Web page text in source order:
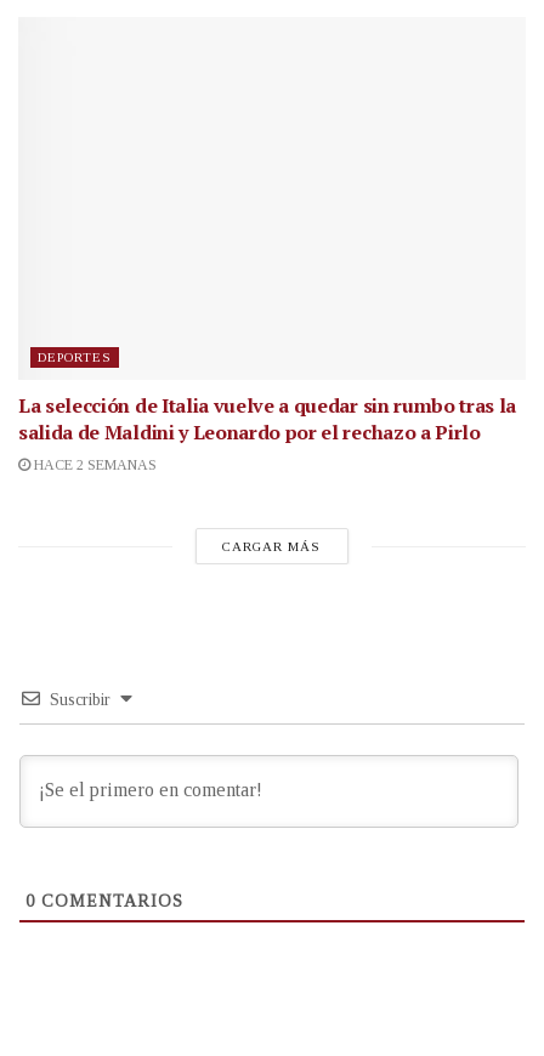
DEPORTES
La selección de Italia vuelve a quedar sin rumbo tras la
salida de Maldini y Leonardo por el rechazo a Pirlo
HACE 2 SEMANAS
CARGAR MÁS
Suscribir
0 COMENTARIOS